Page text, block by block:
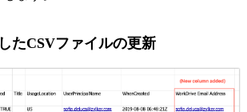
たCSVファイルの更新